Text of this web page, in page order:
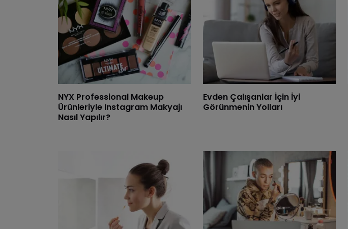
NYX Professional Makeup
Ürünleriyle Instagram Makyajı
Nasıl Yapılır?
Evden Çalışanlar İçin İyi
Görünmenin Yolları